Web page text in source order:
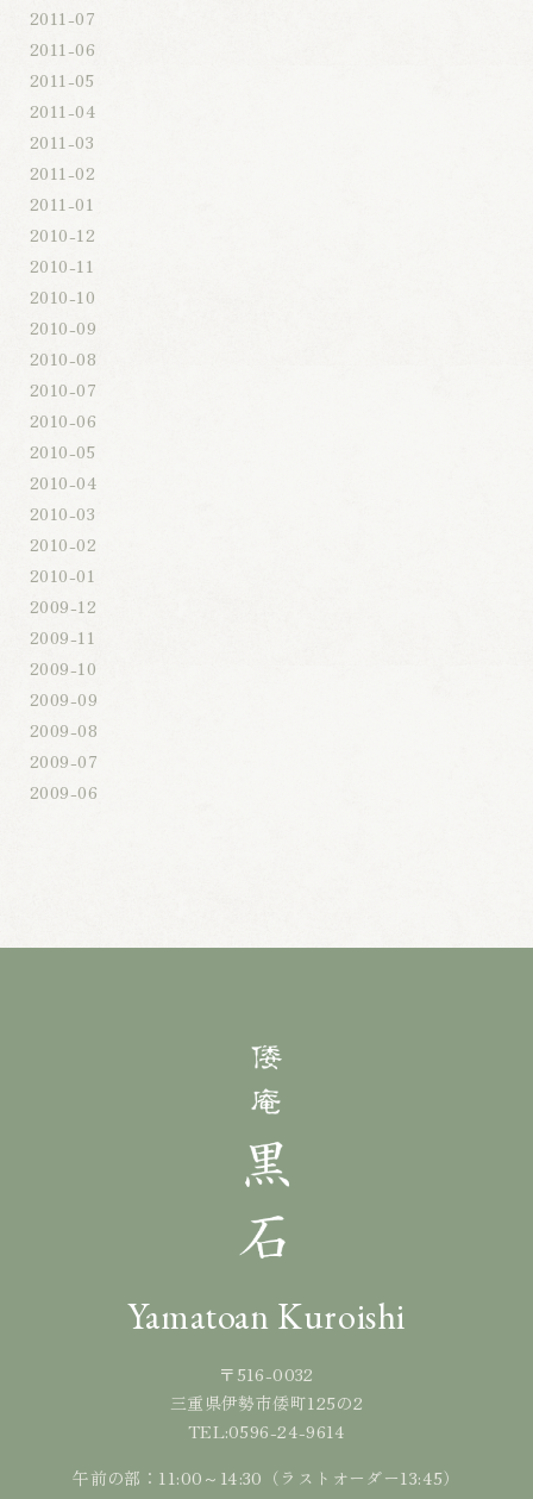
2011-07
2011-06
2011-05
2011-04
2011-03
2011-02
2011-01
2010-12
2010-11
2010-10
2010-09
2010-08
2010-07
2010-06
2010-05
2010-04
2010-03
2010-02
2010-01
2009-12
2009-11
2009-10
2009-09
2009-08
2009-07
2009-06
Yamatoan Kuroishi
〒516-0032
三重県伊勢市倭町125の2
TEL:0596-24-9614
午前の部：11:00～14:30（ラストオーダー13:45）